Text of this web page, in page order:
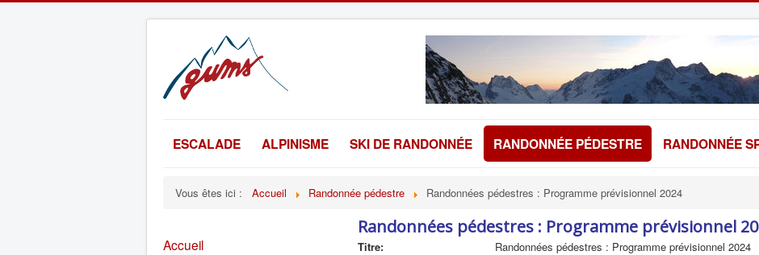
ESCALADE ALPINISME SKI DE RANDONNÉE RANDONNÉE PÉDESTRE RANDONNÉE
Vous êtes ici : Accueil Randonnée pédestre Randonnées pédestres : Programme prévisionnel 2024
Accueil
Randonnées pédestres : Programme prévisionnel
Titre:
Randonnées pédestres : Programme prévisionnel 2024